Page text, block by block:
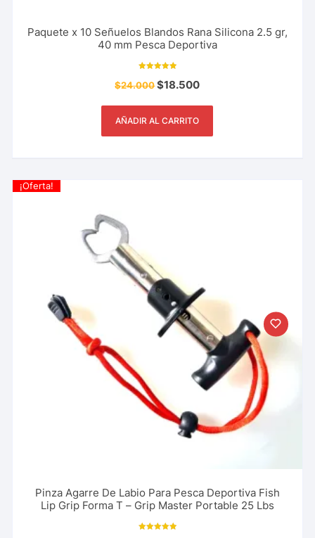
Paquete x 10 Señuelos Blandos Rana Silicona 2.5 gr,
40 mm Pesca Deportiva
5.00
de 5
$24.000$18.500
AÑADIR AL CARRITO
¡Oferta!
Pinza Agarre De Labio Para Pesca Deportiva Fish
Lip Grip Forma T – Grip Master Portable 25 Lbs